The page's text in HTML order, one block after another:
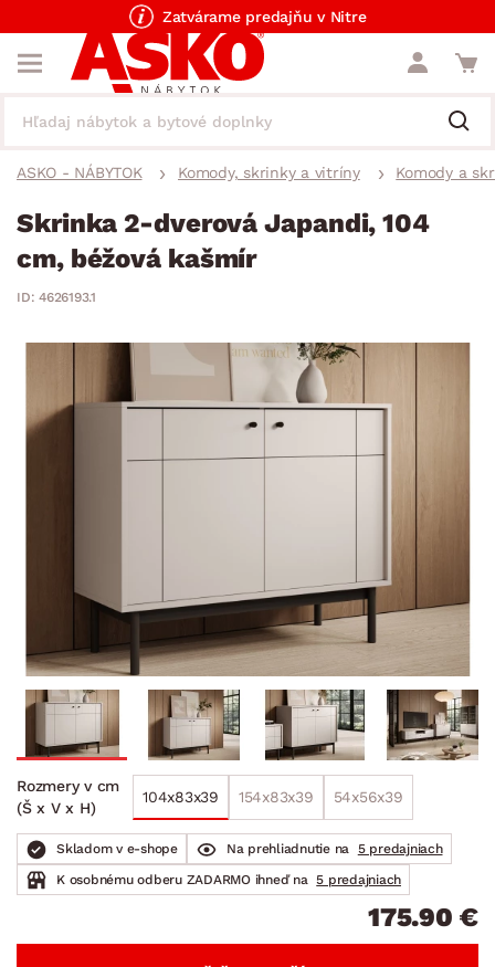
Zatvárame predajňu v Nitre
ASKO - NÁBYTOK Komody, skrinky a vitríny Komody a
Skrinka 2-dverová Japandi, 104
cm, béžová kašmír
ID: 4626193.1
Rozmery v cm
(Š x V x H)
104x83x39 154x83x39 54x56x39
Skladom v e-shope Na prehliadnutie na
5 predajniach
K osobnému odberu ZADARMO ihneď na 5 predajniach
175.90 €